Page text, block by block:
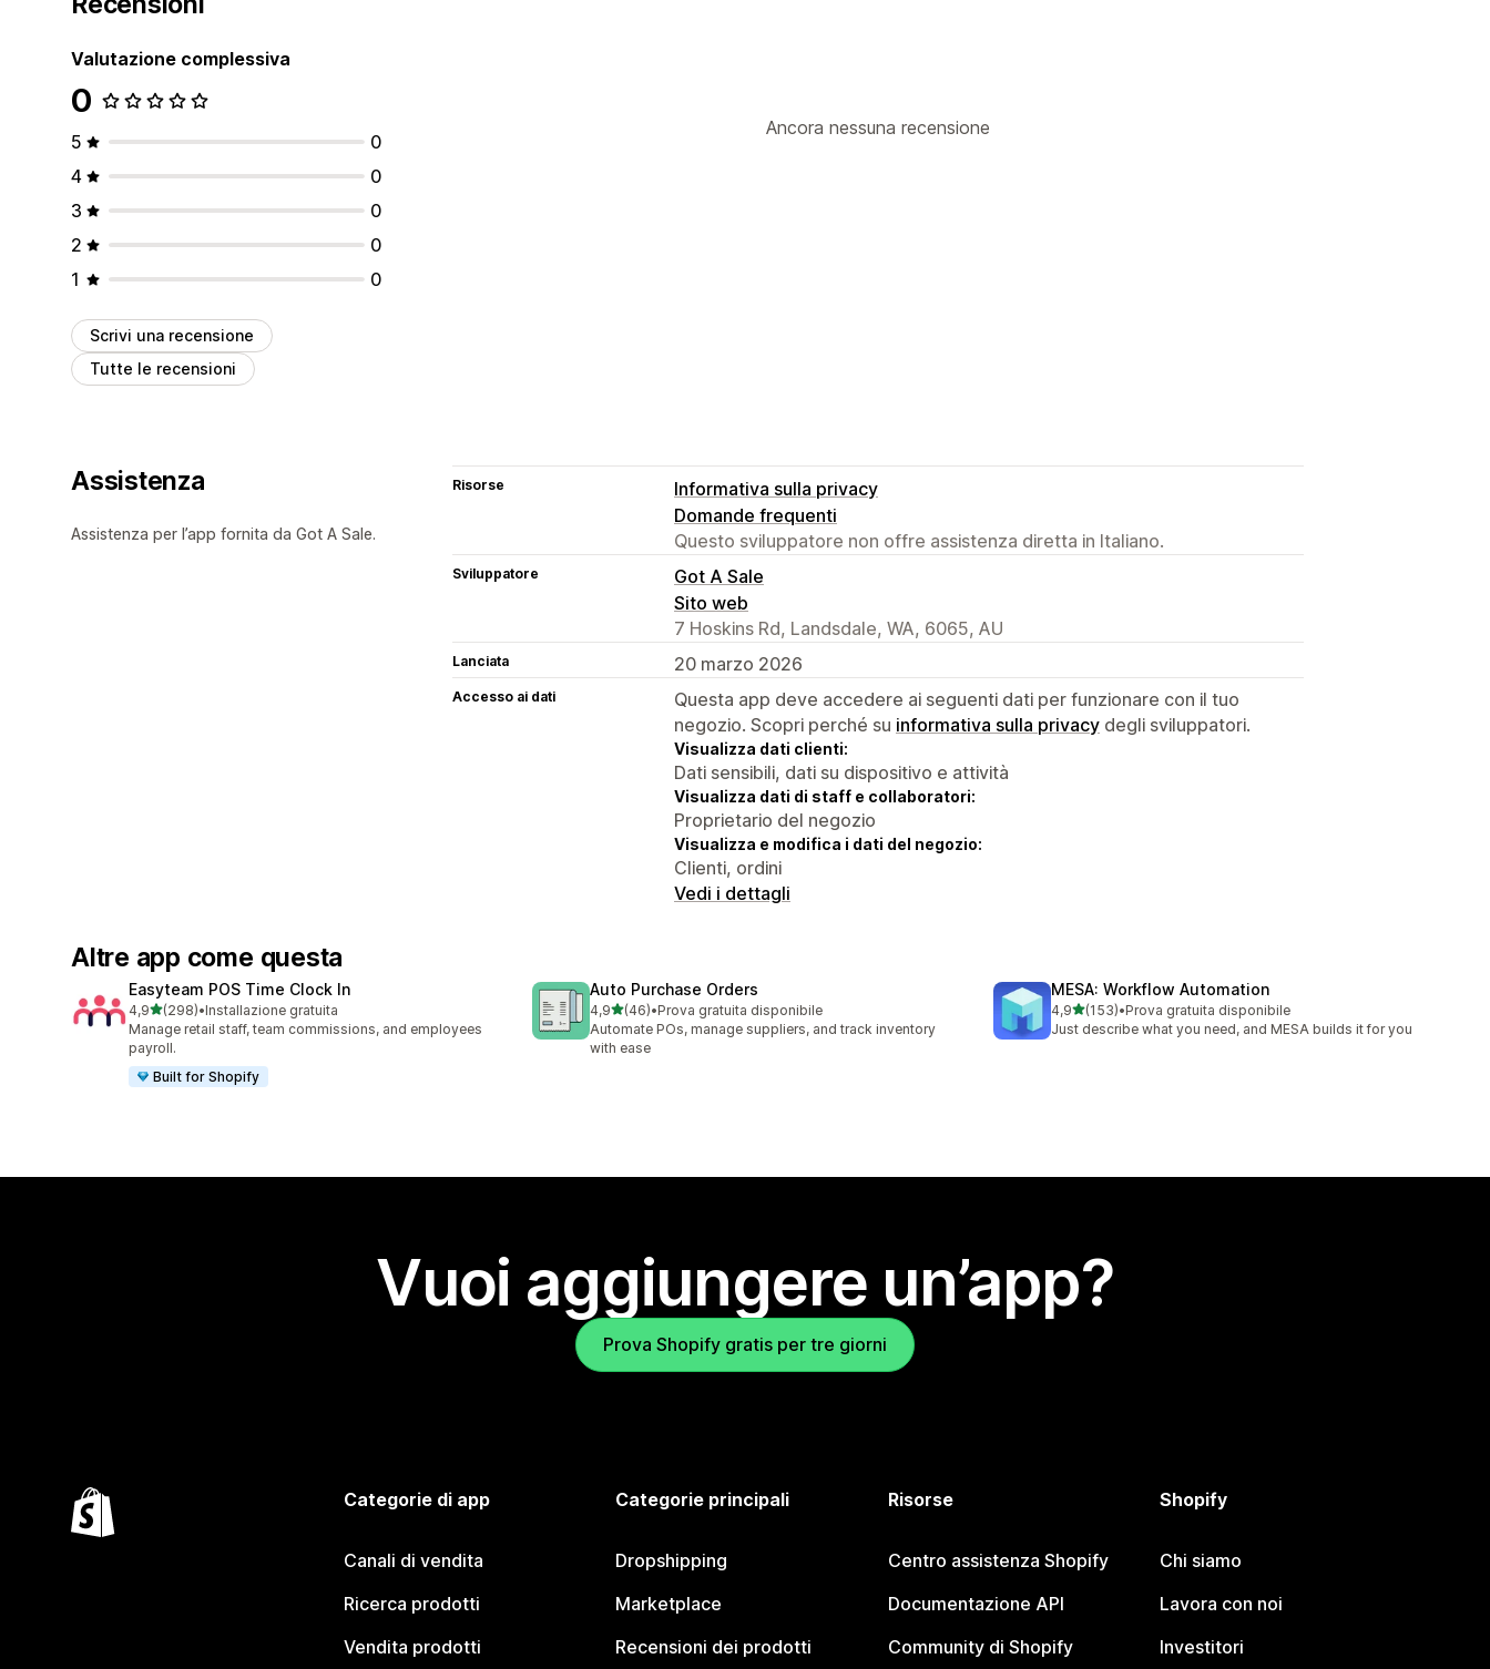
Valutazione complessiva
0
5
0
4
0
3
0
2
0
1
0
Scrivi una recensione
Tutte le recensioni
Ancora nessuna recensione
Assistenza
Assistenza per l’app fornita da Got A Sale.
Risorse
Informativa sulla privacy
Domande frequenti
Questo sviluppatore non offre assistenza diretta in Italiano.
Sviluppatore
Got A Sale
Sito web
7 Hoskins Rd, Landsdale, WA, 6065, AU
Lanciata 20 marzo 2026
Accesso ai dati
Questa app deve accedere ai seguenti dati per funzionare con il tuo
negozio. Scopri perché su informativa sulla privacy degli sviluppatori.
Visualizza dati clienti:
Dati sensibili, dati su dispositivo e attività
Visualizza dati di staff e collaboratori:
Proprietario del negozio
Visualizza e modifica i dati del negozio:
Clienti, ordini
Vedi i dettagli
Altre app come questa
Easyteam POS Time Clock In
4,9stelle su 5
(298)
298 recensioni totali
•Installazione gratuita
Manage retail staff, team commissions, and employees
payroll.
Built for Shopify
Auto Purchase Orders
4,9stelle su 5
(46)
46 recensioni totali
•Prova gratuita disponibile
Automate POs, manage suppliers, and track inventory
with ease
MESA: Workflow Automation
4,9stelle su 5
(153)
153 recensioni totali
•Prova gratuita disponibile
Just describe what you need, and MESA builds it for you
Vuoi aggiungere un’app?
Prova Shopify gratis per tre giorni
Categorie di app
Canali di vendita
Ricerca prodotti
Vendita prodotti
Categorie principali
Dropshipping
Marketplace
Recensioni dei prodotti
Risorse
Centro assistenza Shopify
Documentazione API
Community di Shopify
Shopify
Chi siamo
Lavora con noi
Investitori